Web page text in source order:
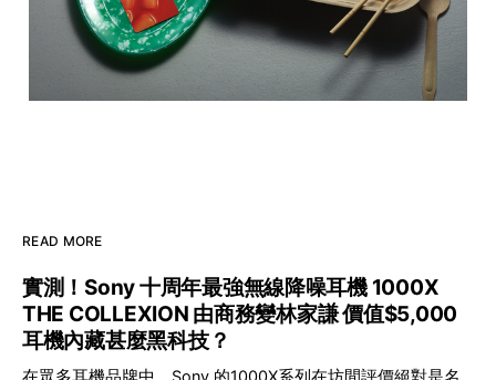
READ MORE
實測！Sony 十周年最強無線降噪耳機 1000X
THE COLLEXION 由商務變林家謙 價值$5,000
耳機內藏甚麼黑科技？